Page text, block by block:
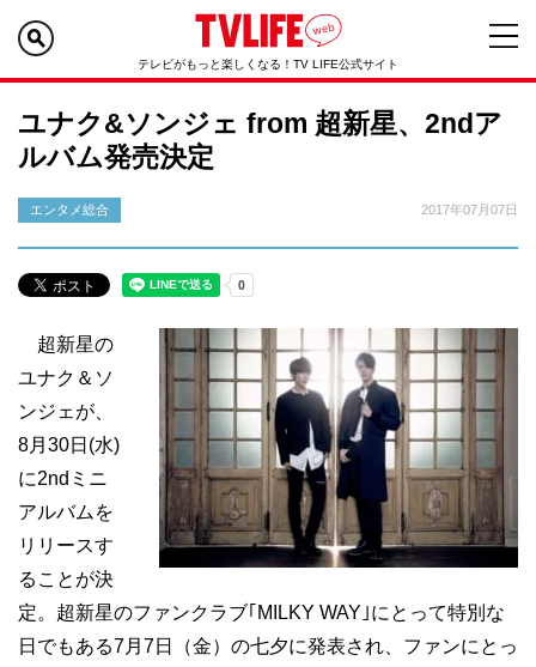
テレビがもっと楽しくなる！TV LIFE公式サイト
ユナク&ソンジェ from 超新星、2ndア
ルバム発売決定
エンタメ総合 2017年07月07日
超新星の
ユナク＆ソ
ンジェが、
8月30日(水)
に2ndミニ
アルバムを
リリースす
ることが決
定。超新星のファンクラブ｢MILKY WAY｣にとって特別な
日でもある7月7日（金）の七夕に発表され、ファンにとっ